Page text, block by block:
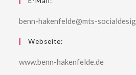
benn-hakenfelde@mts-
Webseite:
www.benn-hakenfelde.de